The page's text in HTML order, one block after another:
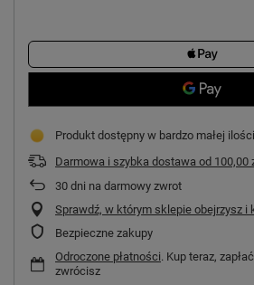
Produkt dostępny w bardzo małej ilości
Darmowa i szybka dostawa od 100,00
30 dni na darmowy zwrot
Sprawdź, w którym sklepie obejrzysz i
Bezpieczne zakupy
Odroczone płatności. Kup teraz,
zwrócisz